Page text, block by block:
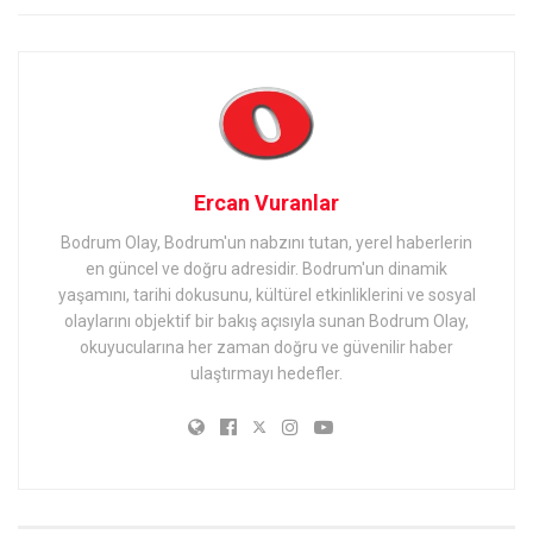
Ercan Vuranlar
Bodrum Olay, Bodrum'un nabzını tutan, yerel haberlerin
en güncel ve doğru adresidir. Bodrum'un dinamik
yaşamını, tarihi dokusunu, kültürel etkinliklerini ve sosyal
olaylarını objektif bir bakış açısıyla sunan Bodrum Olay,
okuyucularına her zaman doğru ve güvenilir haber
ulaştırmayı hedefler.